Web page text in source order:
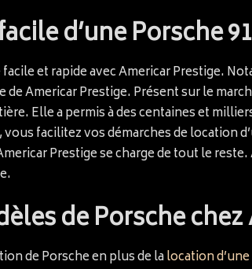
d’une Porsche
et rapide avec Americar Prestige.
Americar Prestige. Présent sur le
Elle a permis à des centaines et
facilitez vos démarches de location
Prestige se charge de tout le
de Porsche
de Porsche en plus de lalocation